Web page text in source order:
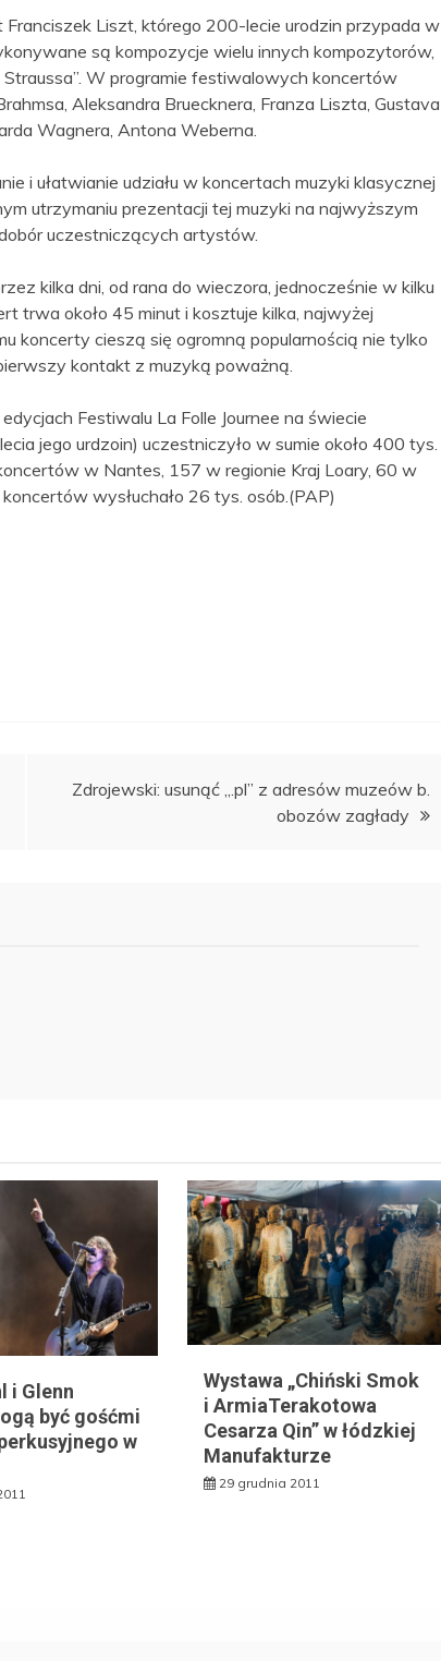
Franciszek Liszt, którego 200-lecie urodzin przypada w
są kompozycje wielu innych kompozytorów,
W programie festiwalowych koncertów
Aleksandra Bruecknera, Franza Liszta, Gustava
Wagnera, Antona Weberna.
i ułatwianie udziału w koncertach muzyki klasycznej
utrzymaniu prezentacji tej muzyki na najwyższym
uczestniczących artystów.
kilka dni, od rana do wieczora, jednocześnie w kilku
trwa około 45 minut i kosztuje kilka, najwyżej
koncerty cieszą się ogromną popularnością nie tylko
kontakt z muzyką poważną.
Festiwalu La Folle Journee na świecie
jego urdzoin) uczestniczyło w sumie około 400 tys.
w Nantes, 157 w regionie Kraj Loary, 60 w
wysłuchało 26 tys. osób.(PAP)
Zdrojewski: usunąć „.pl” z adresów muzeów b.
obozów zagłady
i Glenn
być gośćmi
w
Wystawa „Chiński Smok
i ArmiaTerakotowa
Cesarza Qin” w łódzkiej
Manufakturze
29 grudnia 2011